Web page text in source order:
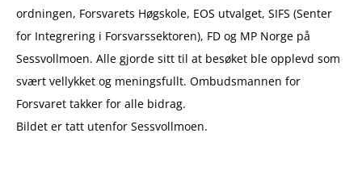
ordningen, Forsvarets Høgskole, EOS utvalget, SIFS (Senter
for Integrering i Forsvarssektoren), FD og MP Norge på
Sessvollmoen. Alle gjorde sitt til at besøket ble opplevd som
svært vellykket og meningsfullt. Ombudsmannen for
Forsvaret takker for alle bidrag.
Bildet er tatt utenfor Sessvollmoen.